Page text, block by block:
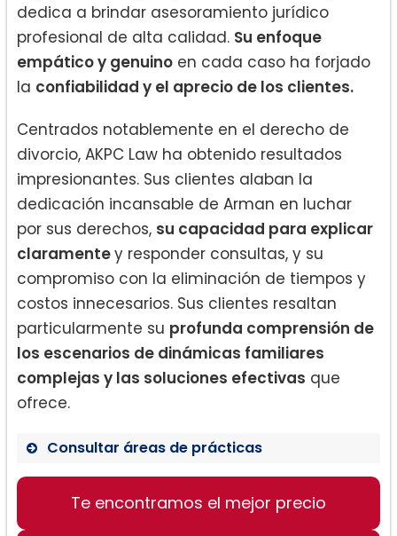
dedica a brindar asesoramiento jurídico
profesional de alta calidad. Su enfoque
empático y genuino en cada caso ha forjado
la confiabilidad y el aprecio de los clientes.
Centrados notablemente en el derecho de
divorcio, AKPC Law ha obtenido resultados
impresionantes. Sus clientes alaban la
dedicación incansable de Arman en luchar
por sus derechos, su capacidad para explicar
claramentey responder consultas, y su
compromiso con la eliminación de tiempos y
costos innecesarios. Sus clientes resaltan
particularmente su profunda comprensión de
los escenarios de dinámicas familiares
complejas y las soluciones efectivas que
ofrece.
Consultar áreas de prácticas
Derecho de familia
Derecho de divorcio
Te encontramos el mejor precio